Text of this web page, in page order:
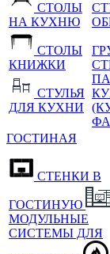
СТОЛЫ
НА КУХНЮ
СТОЛЫ
КНИЖКИ
СТУЛЬЯ
ДЛЯ КУХНИ
ГОСТИНАЯ
СТЕНКИ В
ГОСТИНУЮ
МОДУЛЬНЫЕ
СИСТЕМЫ ДЛЯ